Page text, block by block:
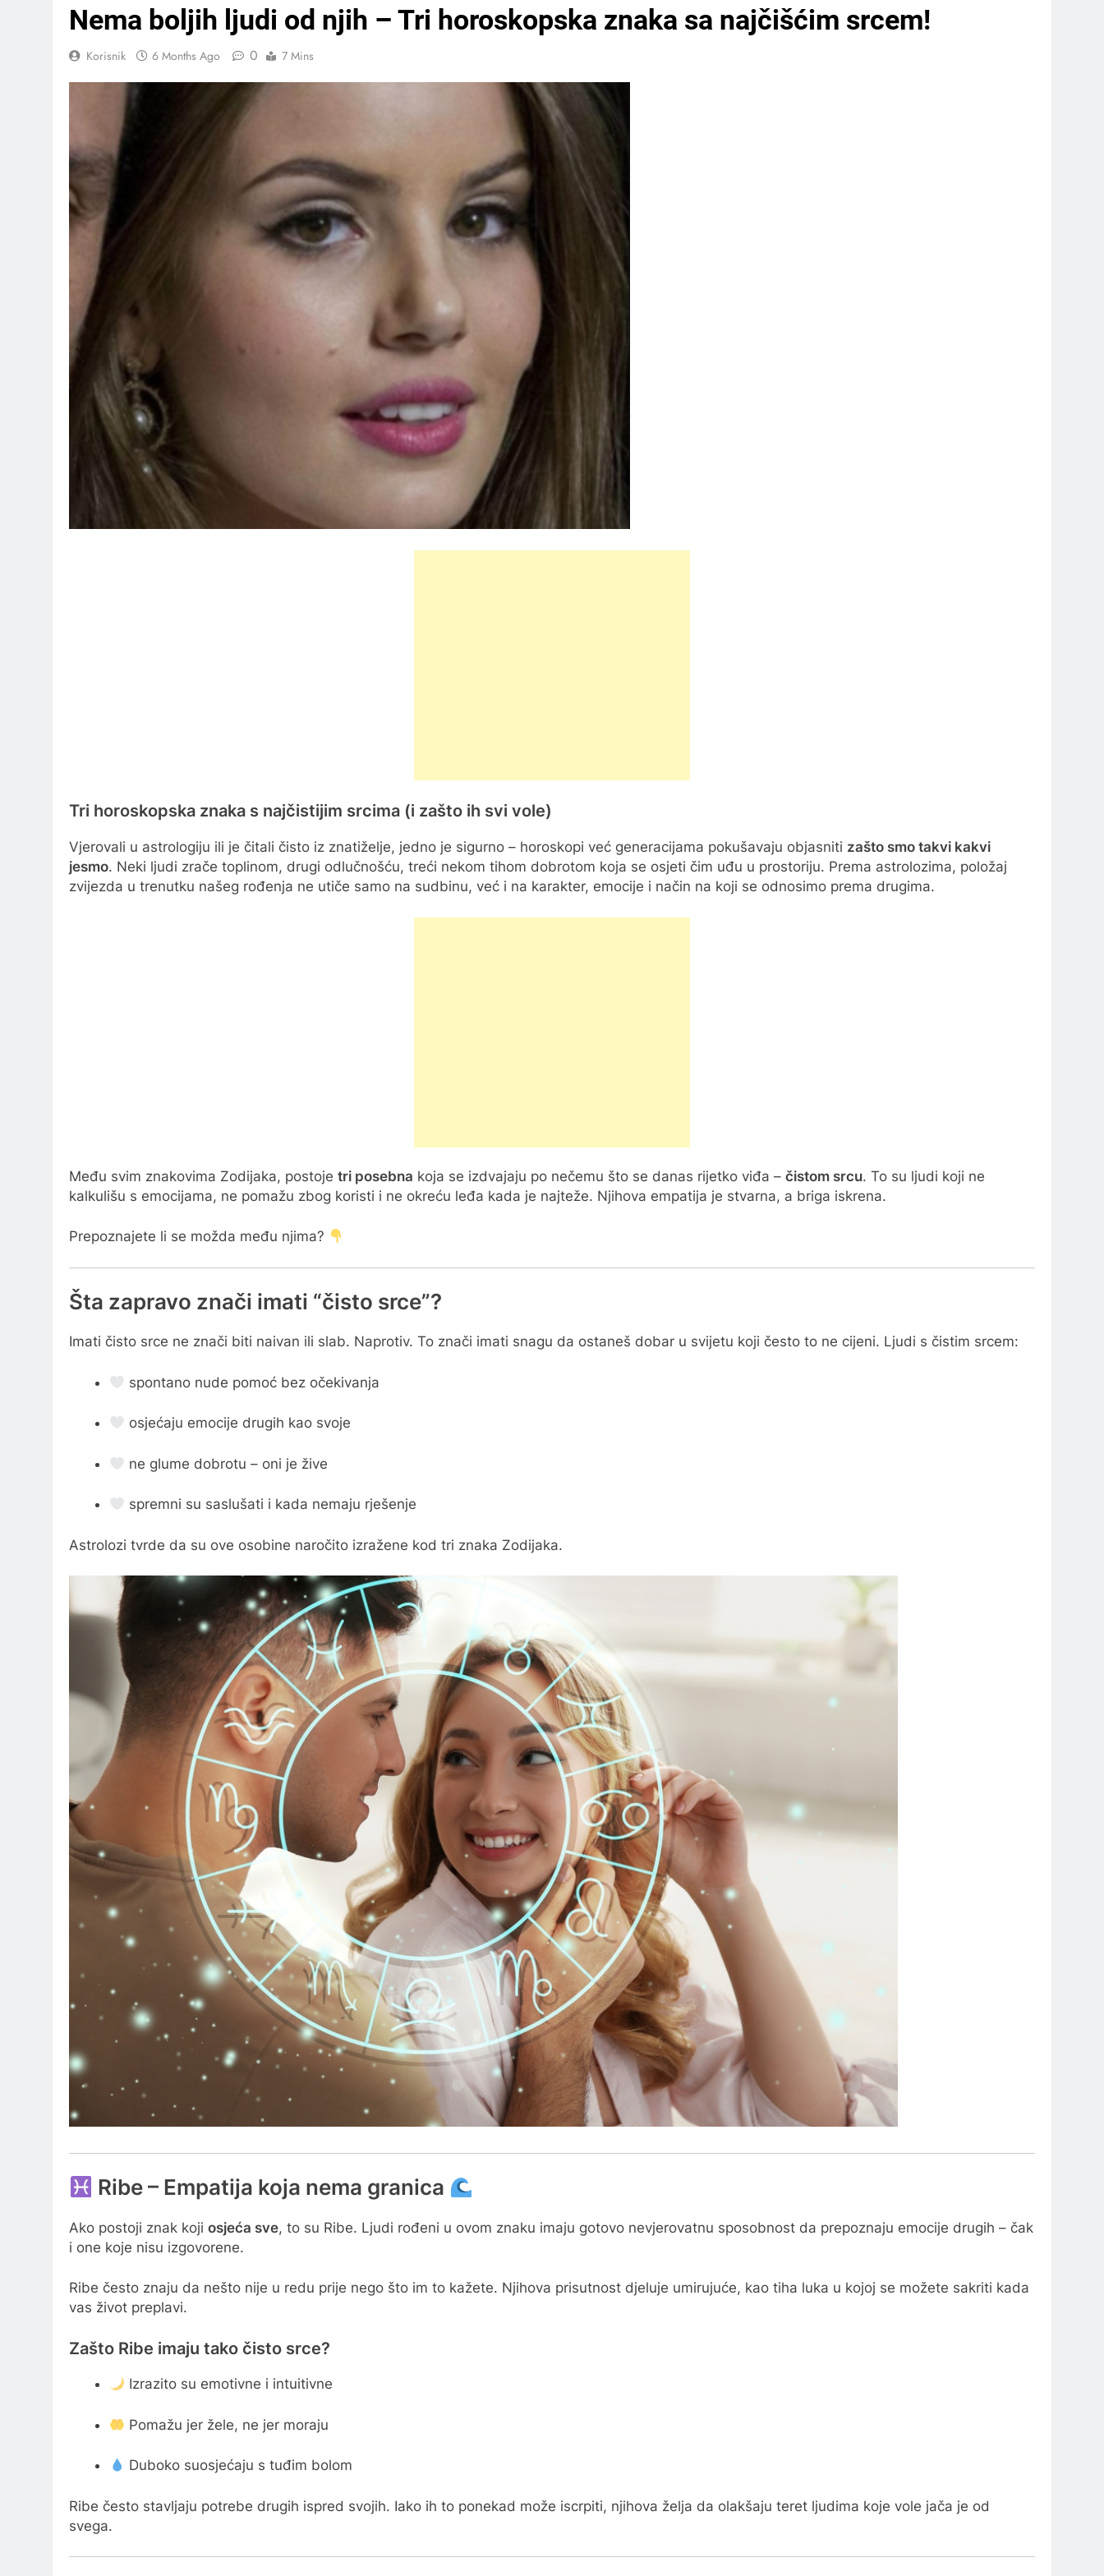
Nema boljih ljudi od njih – Tri horoskopska znaka sa najčišćim srcem!
Korisnik 6 Months Ago 0 7 Mins
Tri horoskopska znaka s najčistijim srcima (i zašto ih svi vole)
Vjerovali u astrologiju ili je čitali čisto iz znatiželje, jedno je sigurno – horoskopi već generacijama pokušavaju objasniti zašto smo takvi kakvi
jesmo. Neki ljudi zrače toplinom, drugi odlučnošću, treći nekom tihom dobrotom koja se osjeti čim uđu u prostoriju. Prema astrolozima, položaj
zvijezda u trenutku našeg rođenja ne utiče samo na sudbinu, već i na karakter, emocije i način na koji se odnosimo prema drugima.
Među svim znakovima Zodijaka, postoje tri posebna koja se izdvajaju po nečemu što se danas rijetko viđa – čistom srcu. To su ljudi koji ne
kalkulišu s emocijama, ne pomažu zbog koristi i ne okreću leđa kada je najteže. Njihova empatija je stvarna, a briga iskrena.
Prepoznajete li se možda među njima?
Šta zapravo znači imati “čisto srce”?
Imati čisto srce ne znači biti naivan ili slab. Naprotiv. To znači imati snagu da ostaneš dobar u svijetu koji često to ne cijeni. Ljudi s čistim srcem:
spontano nude pomoć bez očekivanja
osjećaju emocije drugih kao svoje
ne glume dobrotu – oni je žive
spremni su saslušati i kada nemaju rješenje
Astrolozi tvrde da su ove osobine naročito izražene kod tri znaka Zodijaka.
Ribe – Empatija koja nema granica
Ako postoji znak koji osjeća sve, to su Ribe. Ljudi rođeni u ovom znaku imaju gotovo nevjerovatnu sposobnost da prepoznaju emocije drugih – čak
i one koje nisu izgovorene.
Ribe često znaju da nešto nije u redu prije nego što im to kažete. Njihova prisutnost djeluje umirujuće, kao tiha luka u kojoj se možete sakriti kada
vas život preplavi.
Zašto Ribe imaju tako čisto srce?
Izrazito su emotivne i intuitivne
Pomažu jer žele, ne jer moraju
Duboko suosjećaju s tuđim bolom
Ribe često stavljaju potrebe drugih ispred svojih. Iako ih to ponekad može iscrpiti, njihova želja da olakšaju teret ljudima koje vole jača je od
svega.